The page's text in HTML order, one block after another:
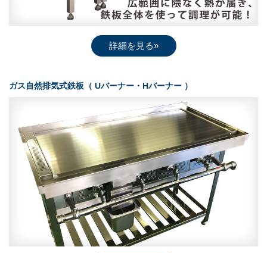
詳細を見る»
ガス自然排気式鉄板（ Uバーナー・Hバーナー ）